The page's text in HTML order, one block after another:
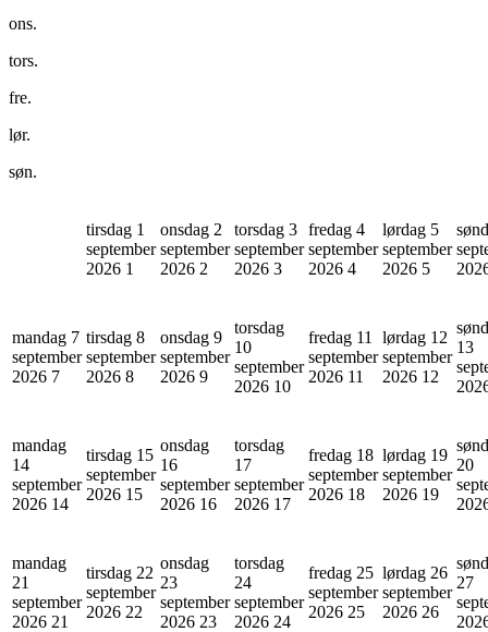
ons.
tors.
fre.
lør.
søn.
tirsdag 1
september
2026 1
onsdag 2
september
2026 2
torsdag 3
september
2026 3
fredag 4
september
2026 4
lørdag 5
september
2026 5
mandag 7
september
2026 7
tirsdag 8
september
2026 8
onsdag 9
september
2026 9
torsdag
10
september
2026 10
fredag 11
september
2026 11
lørdag 12
september
2026 12
13
mandag
14
september
2026 14
tirsdag 15
september
2026 15
onsdag
16
september
2026 16
torsdag
17
september
2026 17
fredag 18
september
2026 18
lørdag 19
september
2026 19
20
mandag
21
september
2026 21
tirsdag 22
september
2026 22
onsdag
23
september
2026 23
torsdag
24
september
2026 24
fredag 25
september
2026 25
lørdag 26
september
2026 26
27